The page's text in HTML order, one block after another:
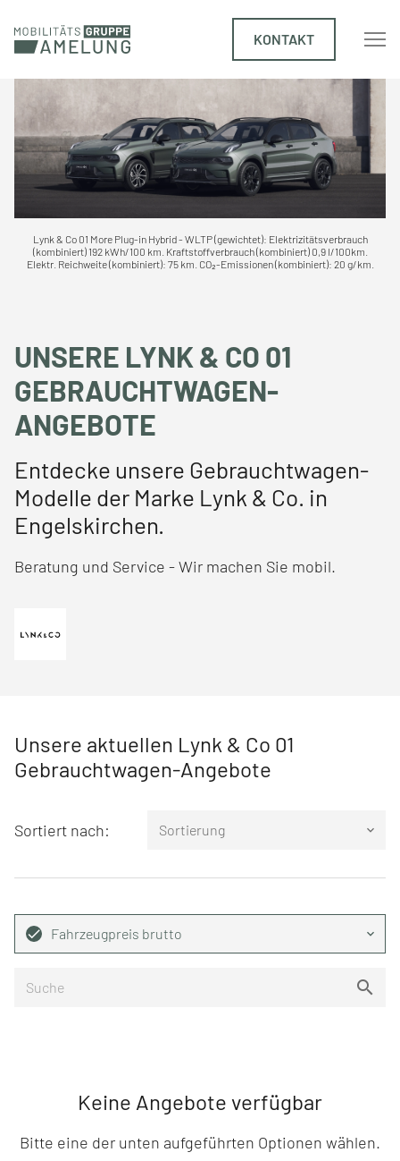
KONTAKT
Lynk & Co 01 More Plug-in Hybrid - WLTP (gewichtet): Elektrizitätsverbrauch
(kombiniert) 192 kWh/100 km. Kraftstoffverbrauch (kombiniert) 0,9 l/100km.
Elektr. Reichweite (kombiniert): 75 km. CO₂-Emissionen (kombiniert): 20 g/km.
UNSERE LYNK & CO 01
GEBRAUCHTWAGEN-
ANGEBOTE
Entdecke unsere Gebrauchtwagen-
Modelle der Marke Lynk & Co. in
Engelskirchen.
Beratung und Service - Wir machen Sie mobil.
Unsere aktuellen Lynk & Co 01
Gebrauchtwagen-Angebote
Sortiert nach: Sortierung keyboard_arrow_down
Fahrzeugpreis brutto keyboard_arrow_down
Keine Angebote verfügbar
Bitte eine der unten aufgeführten Optionen wählen.